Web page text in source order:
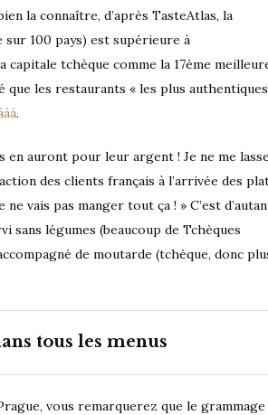
la connaître, d’après TasteAtlas, la
sur 100 pays) est supérieure à
capitale tchèque comme la 17ème
les restaurants « les plus authentiques
.
auront pour leur argent ! Je ne me
des clients français à l’arrivée des
vais pas manger tout ça ! » C’est
sans légumes (beaucoup de Tchèques
de moutarde (tchèque, donc
tous les menus
vous remarquerez que le grammage